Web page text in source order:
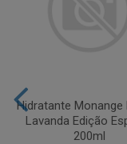
Hidratante Monange
Lavanda Edição
200ml